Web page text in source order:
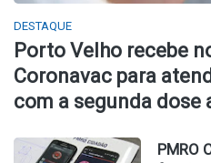
DESTAQUE
Porto Velho recebe
Coronavac para
com a segunda dose
PMRO